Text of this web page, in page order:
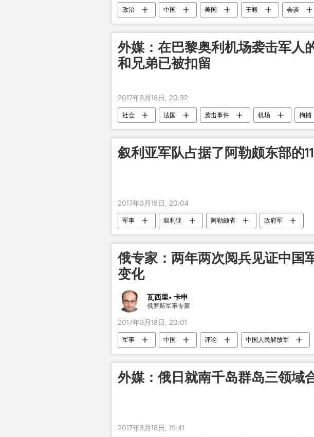
政治 中国 美国 王毅 会谈
外媒：在巴黎奥利机场袭击军人
和兄弟已被扣留
2017年3月18日, 20:32
社会 法国 袭击事件 机场 拘捕
叙利亚军队占据了阿勒颇东部的
2017年3月18日, 20:04
军事 叙利亚 阿勒颇省 政府军
俄专家：两年两次阅兵见证中国
变化
瓦西里• 卡申
俄罗斯军事专家
2017年3月18日, 20:01
军事 中国 评论 中国人民解放军
外媒：俄日就南千岛群岛三领域
2017年3月18日, 19:41